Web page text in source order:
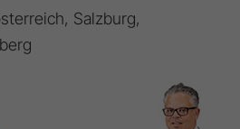
Salzburg,